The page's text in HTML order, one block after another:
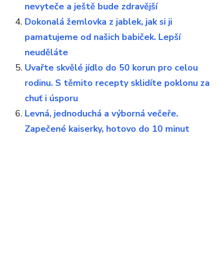
nevyteče a ještě bude zdravější
Dokonalá žemlovka z jablek, jak si ji
pamatujeme od našich babiček. Lepší
neuděláte
Uvařte skvělé jídlo do 50 korun pro celou
rodinu. S těmito recepty sklidíte poklonu za
chuť i úsporu
Levná, jednoduchá a výborná večeře.
Zapečené kaiserky, hotovo do 10 minut